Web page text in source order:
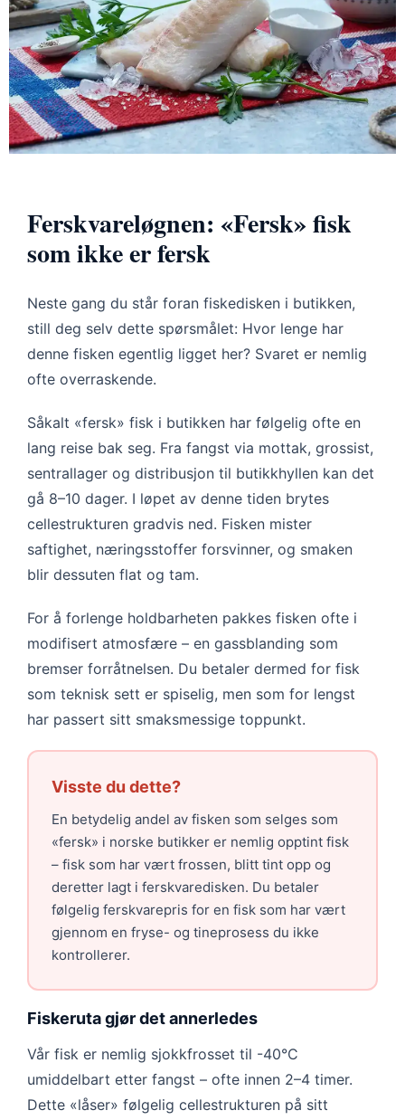
Ferskvareløgnen: «Fersk» fisk
som ikke er fersk
Neste gang du står foran fiskedisken i butikken,
still deg selv dette spørsmålet: Hvor lenge har
denne fisken egentlig ligget her? Svaret er nemlig
ofte overraskende.
Såkalt «fersk» fisk i butikken har følgelig ofte en
lang reise bak seg. Fra fangst via mottak, grossist,
sentrallager og distribusjon til butikkhyllen kan det
gå 8–10 dager. I løpet av denne tiden brytes
cellestrukturen gradvis ned. Fisken mister
saftighet, næringsstoffer forsvinner, og smaken
blir dessuten flat og tam.
For å forlenge holdbarheten pakkes fisken ofte i
modifisert atmosfære – en gassblanding som
bremser forråtnelsen. Du betaler dermed for fisk
som teknisk sett er spiselig, men som for lengst
har passert sitt smaksmessige toppunkt.
Visste du dette?
En betydelig andel av fisken som selges som
«fersk» i norske butikker er nemlig opptint fisk
– fisk som har vært frossen, blitt tint opp og
deretter lagt i ferskvaredisken. Du betaler
følgelig ferskvarepris for en fisk som har vært
gjennom en fryse- og tineprosess du ikke
kontrollerer.
Fiskeruta gjør det annerledes
Vår fisk er nemlig sjokkfrosset til -40°C
umiddelbart etter fangst – ofte innen 2–4 timer.
Dette «låser» følgelig cellestrukturen på sitt